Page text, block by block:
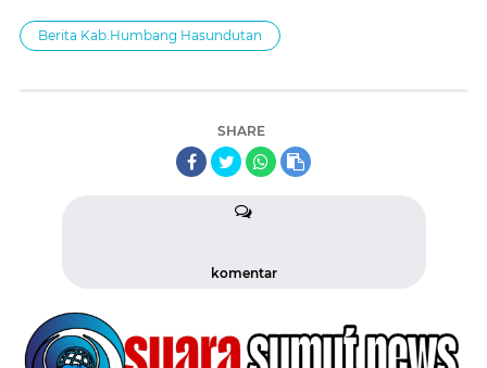
Berita Kab.Humbang Hasundutan
SHARE
komentar